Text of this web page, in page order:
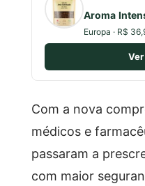
Aroma
Europa · R$
Com a nova
médicos e
passaram a
com maior